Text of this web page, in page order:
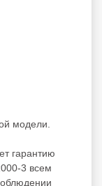
модели.
гарантию
3 всем